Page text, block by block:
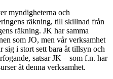
myndigheterna och
räkning, till skillnad från
räkning. JK har samma
som JO, men vår verksamhet
sig i stort sett bara åt tillsyn och
satsar JK – som f.n. har
åt denna verksamhet.